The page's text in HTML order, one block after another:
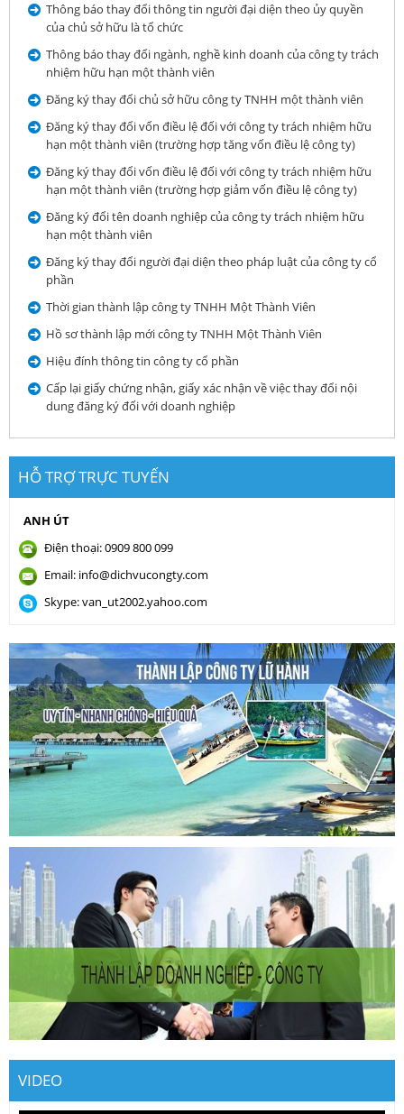
Thông báo thay đổi thông tin người đại diện theo ủy quyền
của chủ sở hữu là tổ chức
Thông báo thay đổi ngành, nghề kinh doanh của công ty trách
nhiệm hữu hạn một thành viên
Đăng ký thay đổi chủ sở hữu công ty TNHH một thành viên
Đăng ký thay đổi vốn điều lệ đối với công ty trách nhiệm hữu
hạn một thành viên (trường hợp tăng vốn điều lệ công ty)
Đăng ký thay đổi vốn điều lệ đối với công ty trách nhiệm hữu
hạn một thành viên (trường hợp giảm vốn điều lệ công ty)
Đăng ký đổi tên doanh nghiệp của công ty trách nhiệm hữu
hạn một thành viên
Đăng ký thay đổi người đại diện theo pháp luật của công ty cổ
phần
Thời gian thành lập công ty TNHH Một Thành Viên
Hồ sơ thành lập mới công ty TNHH Một Thành Viên
Hiệu đính thông tin công ty cổ phần
Cấp lại giấy chứng nhận, giấy xác nhận về việc thay đổi nội
dung đăng ký đối với doanh nghiệp
HỖ TRỢ TRỰC TUYẾN
ANH ÚT
Điện thoại: 0909 800 099
Email: info@dichvucongty.com
Skype: van_ut2002.yahoo.com
VIDEO